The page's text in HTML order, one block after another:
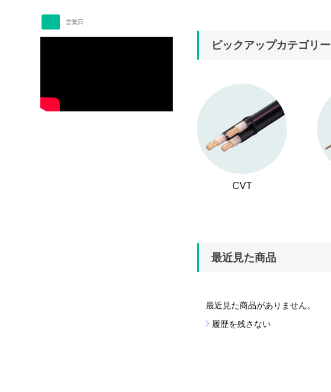
ピックアップカテゴリー
CVT
最近見た商品
最近見た商品がありません。
履歴を残さない
営業日